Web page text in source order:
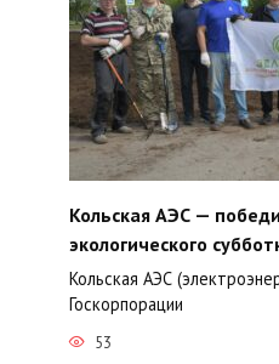
Кольская АЭС —
экологического
Кольская АЭС
Госкорпорации
53